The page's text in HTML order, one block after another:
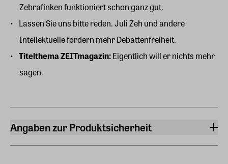
Zebrafinken funktioniert schon ganz gut.
Lassen Sie uns bitte reden. Juli Zeh und andere
Intellektuelle fordern mehr Debattenfreiheit.
Titelthema ZEITmagazin:Eigentlich will er nichts mehr
sagen.
Angaben zur Produktsicherheit